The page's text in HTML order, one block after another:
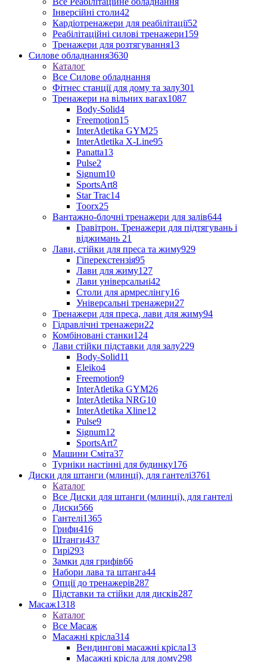
Інверсійні столи42
Кардіотренажери для реабілітації52
Реабілітаційні силові тренажери159
Тренажери для розтягування13
Силове обладнання3630
Каталог
Все Силове обладнання
Фітнес станції для дому та залу301
Тренажери на вільних вагах1087
Body-Solid4
Freemotion15
InterAtletika GYM25
InterAtletika X-Line95
Panatta13
Pulse2
Signum10
SportsArt8
Star Trac14
Toorx25
Вантажно-блочні тренажери для залів644
Гравітрон. Тренажери для підтягувань і
віджимань 21
Лави, стійки для преса та жиму929
Гіперекстензія95
Лави для жиму127
Лави універсальні42
Столи для армреслінгу16
Універсальні тренажери27
Тренажери для преса, лави для жиму94
Гідравлічні тренажери22
Комбіновані станки124
Лави стійки підставки для залу229
Body-Solid11
Eleiko4
Freemotion9
InterAtletika GYM26
InterAtletika NRG10
InterAtletika Xline12
Pulse9
Signum12
SportsArt7
Машини Сміта37
Турніки настінні для будинку176
Диски для штанги (млинці), для гантелі3761
Каталог
Все Диски для штанги (млинці), для гантелі
Диски566
Гантелі1365
Грифи416
Штанги437
Гирі293
Замки для грифів66
Набори лава та штанга44
Опції до тренажерів287
Підставки та стійки для дисків287
Масаж1318
Каталог
Все Масаж
Масажні крісла314
Вендингові масажні крісла13
Масажні крісла для дому298